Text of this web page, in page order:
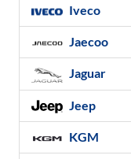
Iveco
Jaecoo
Jaguar
Jeep
KGM